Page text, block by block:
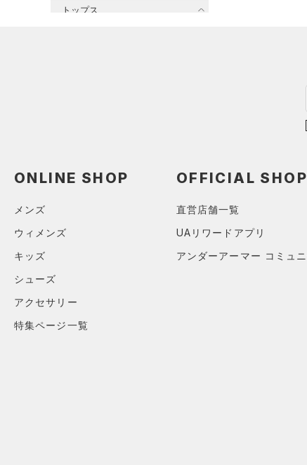
トップス
パーカー&トレーナー （0）
ONLINE SHOP
メンズ
ウィメンズ
キッズ
シューズ
アクセサリー
特集ページ一覧
OFFICIAL SHOP
直営店舗一覧
UAリワードアプリ
アンダーアーマー コミュ